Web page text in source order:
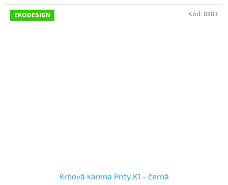
EKODESIGN
Krbová kamna Prity K1 - černá
Kód: 8883